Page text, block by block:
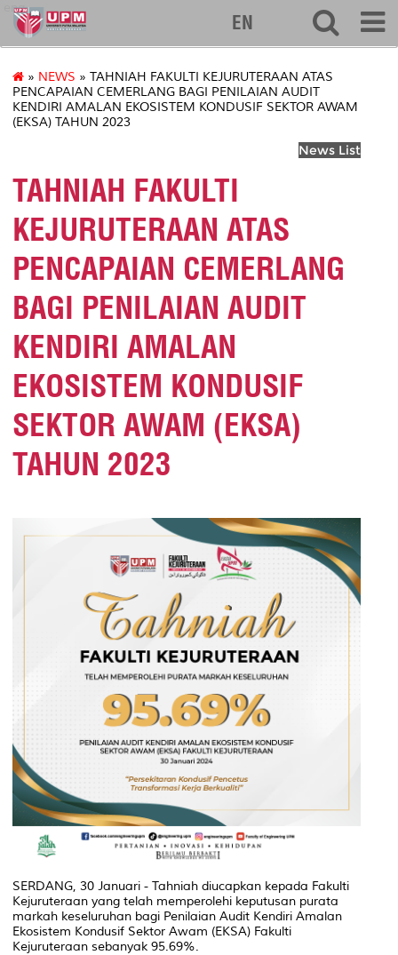
eng
EN
» NEWS » TAHNIAH FAKULTI KEJURUTERAAN ATAS
PENCAPAIAN CEMERLANG BAGI PENILAIAN AUDIT
KENDIRI AMALAN EKOSISTEM KONDUSIF SEKTOR AWAM
(EKSA) TAHUN 2023
News List
TAHNIAH FAKULTI
KEJURUTERAAN ATAS
PENCAPAIAN CEMERLANG
BAGI PENILAIAN AUDIT
KENDIRI AMALAN
EKOSISTEM KONDUSIF
SEKTOR AWAM (EKSA)
TAHUN 2023
SERDANG, 30 Januari - Tahniah diucapkan kepada Fakulti
Kejuruteraan yang telah memperolehi keputusan purata
markah keseluruhan bagi Penilaian Audit Kendiri Amalan
Ekosistem Kondusif Sektor Awam (EKSA) Fakulti
Kejuruteraan sebanyak 95.69%.